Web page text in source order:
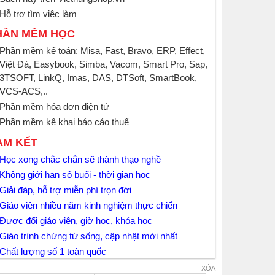
trợ tìm việc làm
MỀM HỌC
mềm kế toán: Misa, Fast, Bravo, ERP, Effect,
Đà, Easybook, Simba, Vacom, Smart Pro, Sap,
LinkQ, Imas, DAS, DTSoft, SmartBook,
ACS,..
mềm hóa đơn điện tử
mềm kê khai báo cáo thuế
KẾT
xong chắc chắn sẽ thành thạo nghề
giới hạn số buổi - thời gian học
đáp, hỗ trợ miễn phí trọn đời
viên nhiều năm kinh nghiệm thực chiến
đổi giáo viên, giờ học, khóa học
trình chứng từ sống, cập nhật mới nhất
lượng số 1 toàn quốc
XÓA